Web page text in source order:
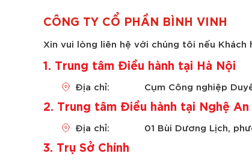
CÔNG TY CỔ PHẦN BÌNH VINH
Xin vui lòng liên hệ với chúng tôi nếu
1. Trung tâm Điều hành tại Hà Nội
Địa chỉ: Cụm Công nghiệp
2. Trung tâm Điều hành tại Nghệ An
Địa chỉ: 01 Bùi Dương Lịch,
3. Trụ Sở Chính